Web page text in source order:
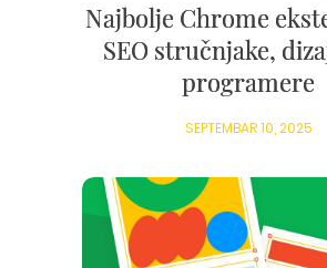
Najbolje Chrome
SEO stručnjake,
programere
SEPTEMBAR 10, 2025